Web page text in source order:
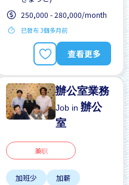
250,000 - 280,000/month
已發布 3個多月前
查看更多
辦公室業務
Job in辦公
室
兼职
加班少
加薪